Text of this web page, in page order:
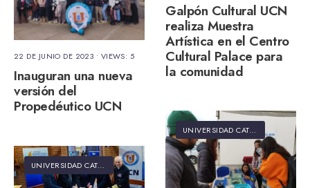
Galpón Cultural UCN
realiza Muestra
Artística en el Centro
Cultural Palace para
la comunidad
22 DE JUNIO DE 2023 • VIEWS: 5
Inauguran una nueva
versión del
Propedéutico UCN
UNIVERSIDAD CATÓLICA DEL NORTE
UNIVERSIDAD CATÓLICA DEL NORTE